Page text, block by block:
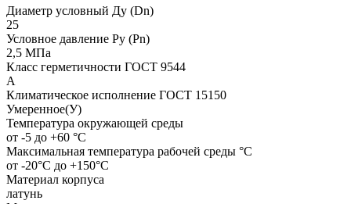
Диаметр условный Ду (Dn)
25
Условное давление Ру (Pn)
2,5 МПа
Класс герметичности ГОСТ 9544
А
Климатическое исполнение ГОСТ 15150
Умеренное(У)
Температура окружающей среды
от -5 до +60 °С
Максимальная температура рабочей среды °С
от -20°С до +150°С
Материал корпуса
латунь